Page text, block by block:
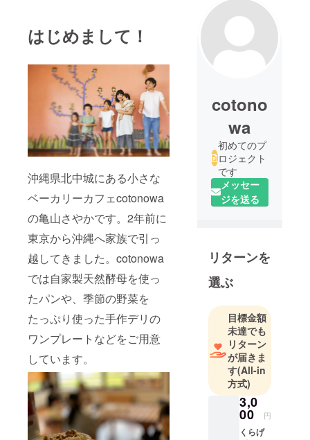
はじめまして！
沖縄県北中城にある小さな
ベーカリーカフェcotonowa
の亀山さやかです。2年前に
東京から沖縄へ家族で引っ
越してきました。 cotonowa
では自家製天然酵母を使っ
たパンや、季節の野菜を
たっぷり使った手作デリの
ワンプレートなどをご用意
しています。
cotono
wa
初めてのプ
ロジェクト
です
メッセー
ジを送る
リターンを
選ぶ
目標金額
未達でも
リターン
が届きま
す(All-in
方式)
3,0
00 円
くらげ